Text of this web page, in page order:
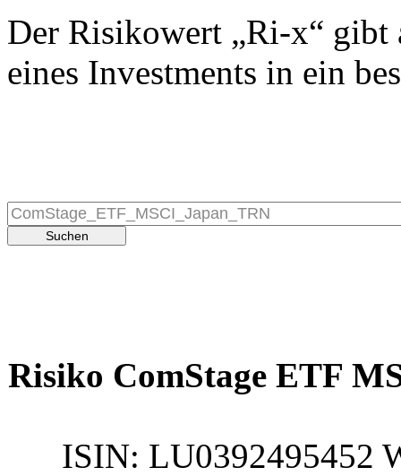
Der Risikowert „Ri-x“ gibt
eines Investments in ein
Risiko ComStage ETF
ISIN: LU0392495452